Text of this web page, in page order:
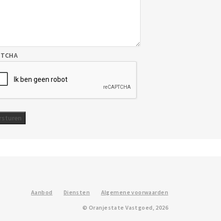
Aanbod Diensten Algemene voorwaarden
© Oranjestate Vastgoed, 2026